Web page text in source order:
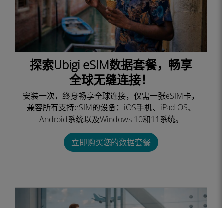
探索Ubigi eSIM数据套餐，畅享
全球无缝连接！
安装一次，终身畅享全球连接，仅需一张eSIM卡，
兼容所有支持eSIM的设备：iOS手机、iPad OS、
Android系统以及Windows 10和11系统。
立即购买您的数据套餐